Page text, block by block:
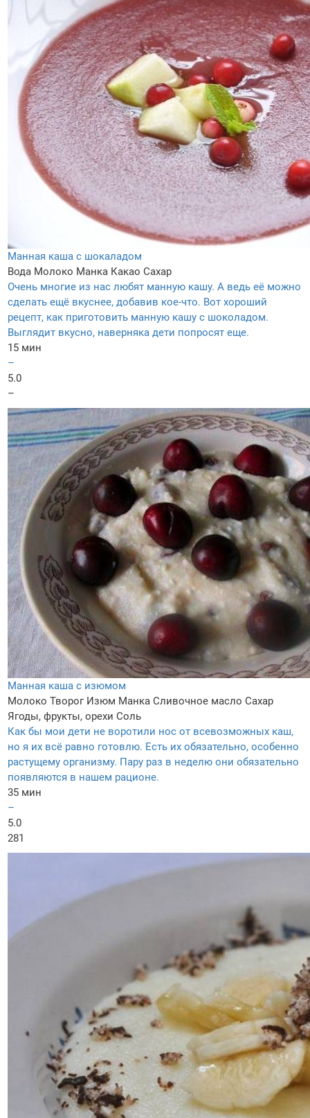
Манная каша с шокаладом
Вода Молоко Манка Какао Сахар
Очень многие из нас любят манную кашу. А ведь её можно
сделать ещё вкуснее, добавив кое-что. Вот хороший
рецепт, как приготовить манную кашу с шоколадом.
Выглядит вкусно, наверняка дети попросят еще.
15 мин
–
5.0
–
Манная каша с изюмом
Молоко Творог Изюм Манка Сливочное масло Сахар
Ягоды, фрукты, орехи Соль
Как бы мои дети не воротили нос от всевозможных каш,
но я их всё равно готовлю. Есть их обязательно, особенно
растущему организму. Пару раз в неделю они обязательно
появляются в нашем рационе.
35 мин
–
5.0
281